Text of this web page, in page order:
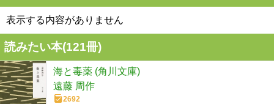
表示する内容がありません
読みたい本(121冊)
海と毒薬 (角川文庫)
遠藤 周作
2692